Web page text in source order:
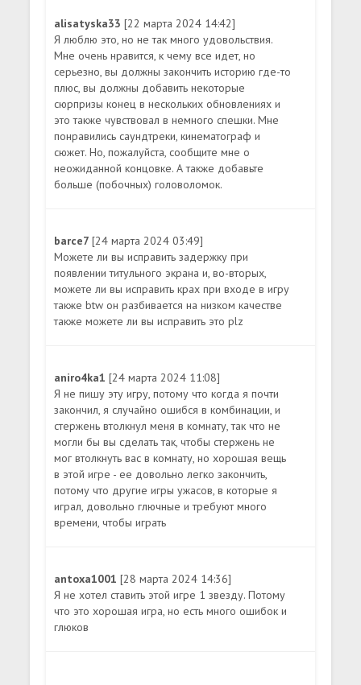
alisatyska33[22 марта 2024 14:42]
Я люблю это, но не так много удовольствия.
Мне очень нравится, к чему все идет, но
серьезно, вы должны закончить историю где-то
плюс, вы должны добавить некоторые
сюрпризы конец в нескольких обновлениях и
это также чувствовал в немного спешки. Мне
понравились саундтреки, кинематограф и
сюжет. Но, пожалуйста, сообщите мне о
неожиданной концовке. А также добавьте
больше (побочных) головоломок.
barce7[24 марта 2024 03:49]
Можете ли вы исправить задержку при
появлении титульного экрана и, во-вторых,
можете ли вы исправить крах при входе в игру
также btw он разбивается на низком качестве
также можете ли вы исправить это plz
aniro4ka1[24 марта 2024 11:08]
Я не пишу эту игру, потому что когда я почти
закончил, я случайно ошибся в комбинации, и
стержень втолкнул меня в комнату, так что не
могли бы вы сделать так, чтобы стержень не
мог втолкнуть вас в комнату, но хорошая вещь
в этой игре - ее довольно легко закончить,
потому что другие игры ужасов, в которые я
играл, довольно глючные и требуют много
времени, чтобы играть
antoxa1001[28 марта 2024 14:36]
Я не хотел ставить этой игре 1 звезду. Потому
что это хорошая игра, но есть много ошибок и
глюков